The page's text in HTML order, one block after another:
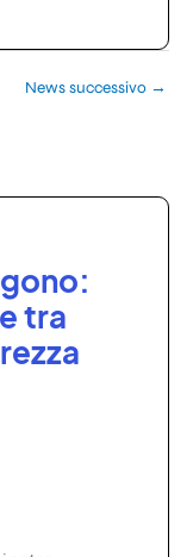
News successivo →
tra